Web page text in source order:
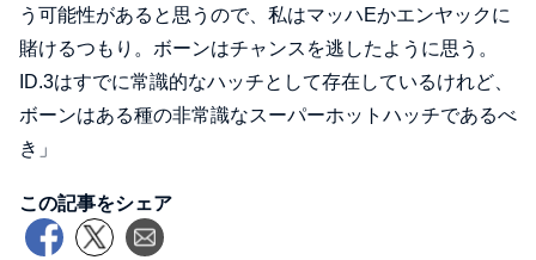
う可能性があると思うので、私はマッハEかエンヤックに
賭けるつもり。ボーンはチャンスを逃したように思う。
ID.3はすでに常識的なハッチとして存在しているけれど、
ボーンはある種の非常識なスーパーホットハッチであるべ
き」
この記事をシェア